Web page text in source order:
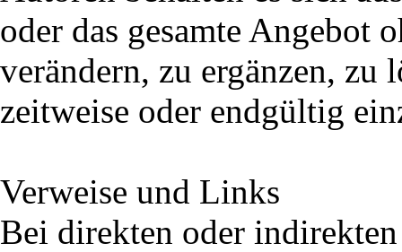
oder das gesamte Angebot
verändern, zu ergänzen,
zeitweise oder endgültig
Verweise und Links
Bei direkten oder